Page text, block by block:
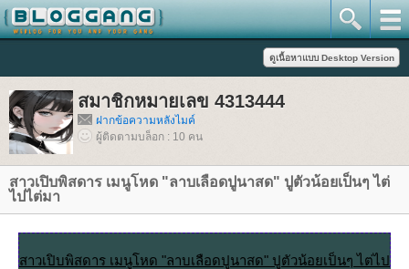
สมาชิกหมายเลข 4313444
ฝากข้อความหลังไมค์
ผู้ติดตามบล็อก : 10 คน
สาวเปิบพิสดาร เมนูโหด "ลาบเลือดปูนาสด" ปูตัวน้อยเป็นๆ ไต่
ไปไต่มา
สาวเปิบพิสดาร เมนูโหด "ลาบเลือดปูนาสด" ปูตัวน้อยเป็นๆ ไต่ไป